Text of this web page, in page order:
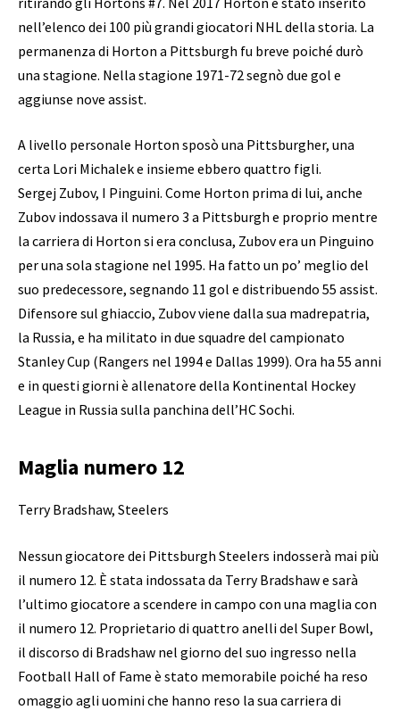
nell’elenco dei 100 più grandi giocatori NHL della storia. La
permanenza di Horton a Pittsburgh fu breve poiché durò
una stagione. Nella stagione 1971-72 segnò due gol e
aggiunse nove assist.
A livello personale Horton sposò una Pittsburgher, una
certa Lori Michalek e insieme ebbero quattro figli.
Sergej Zubov, I Pinguini. Come Horton prima di lui, anche
Zubov indossava il numero 3 a Pittsburgh e proprio mentre
la carriera di Horton si era conclusa, Zubov era un Pinguino
per una sola stagione nel 1995. Ha fatto un po’ meglio del
suo predecessore, segnando 11 gol e distribuendo 55 assist.
Difensore sul ghiaccio, Zubov viene dalla sua madrepatria,
la Russia, e ha militato in due squadre del campionato
Stanley Cup (Rangers nel 1994 e Dallas 1999). Ora ha 55 anni
e in questi giorni è allenatore della Kontinental Hockey
League in Russia sulla panchina dell’HC Sochi.
Maglia numero 12
Terry Bradshaw, Steelers
Nessun giocatore dei Pittsburgh Steelers indosserà mai più
il numero 12. È stata indossata da Terry Bradshaw e sarà
l’ultimo giocatore a scendere in campo con una maglia con
il numero 12. Proprietario di quattro anelli del Super Bowl,
il discorso di Bradshaw nel giorno del suo ingresso nella
Football Hall of Fame è stato memorabile poiché ha reso
omaggio agli uomini che hanno reso la sua carriera di